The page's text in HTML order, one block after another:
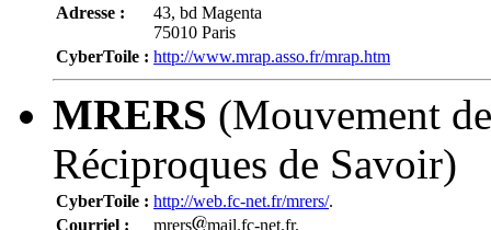
Adresse :
43, bd Magenta
75010 Paris
CyberToile : http://www.mrap.asso.fr/mrap.htm
MRERS (Mouvement
Réciproques de Savoir)
CyberToile : http://web.fc-net.fr/mrers/.
Courriel :
mrers mail.fc-net.fr.